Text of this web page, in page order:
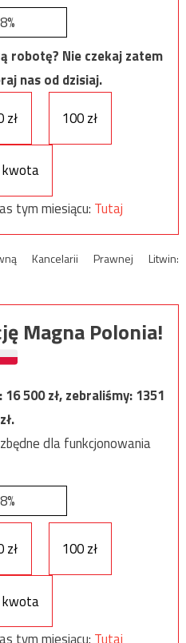
8%
robotę? Nie czekaj zatem
nas od dzisiaj.
zł 100 zł
kwota
tym miesiącu: Tutaj
Kancelarii Prawnej Litwin:
Magna Polonia!
16 500zł, zebraliśmy:1351
zł.
dla funkcjonowania
8%
zł 100 zł
kwota